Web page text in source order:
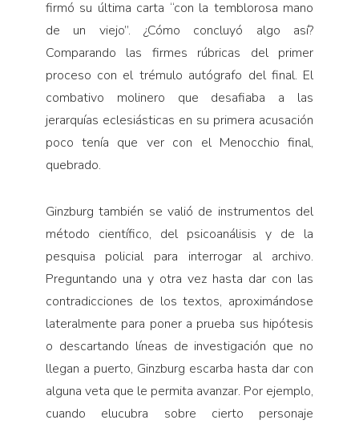
firmó su última carta “con la temblorosa mano
de un viejo”. ¿Cómo concluyó algo así?
Comparando las firmes rúbricas del primer
proceso con el trémulo autógrafo del final. El
combativo molinero que desafiaba a las
jerarquías eclesiásticas en su primera acusación
poco tenía que ver con el Menocchio final,
quebrado.
Ginzburg también se valió de instrumentos del
método científico, del psicoanálisis y de la
pesquisa policial para interrogar al archivo.
Preguntando una y otra vez hasta dar con las
contradicciones de los textos, aproximándose
lateralmente para poner a prueba sus hipótesis
o descartando líneas de investigación que no
llegan a puerto, Ginzburg escarba hasta dar con
alguna veta que le permita avanzar. Por ejemplo,
cuando elucubra sobre cierto personaje